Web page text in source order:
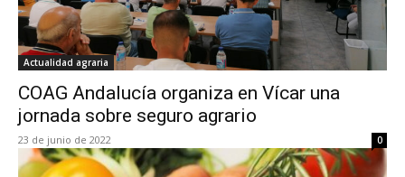
Actualidad agraria
COAG Andalucía organiza en Vícar una
jornada sobre seguro agrario
23 de junio de 2022 0